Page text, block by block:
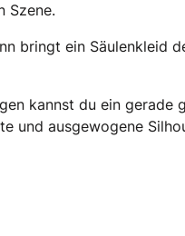
Szene.
bringt ein
kannst du ein
und ausgewogene